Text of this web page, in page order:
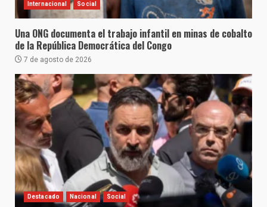
Internacional Social
Una ONG documenta el trabajo infantil en minas de cobalto
de la República Democrática del Congo
7 de agosto de 2026
Destacado Nacional Social